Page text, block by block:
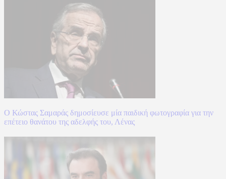
Ο Κώστας Σαμαράς δημοσίευσε μία παιδική φωτογραφία για την
επέτειο θανάτου της αδελφής του, Λένας